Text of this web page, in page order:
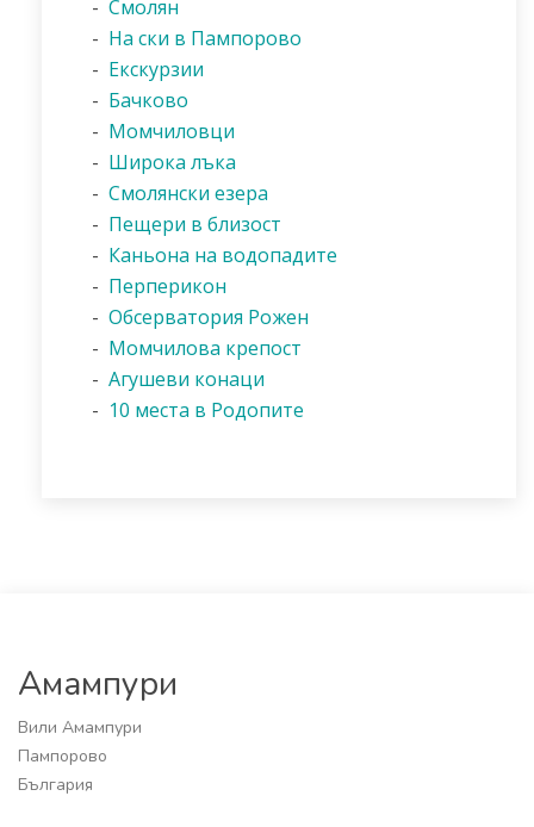
- Смолян
- На ски в Пампорово
- Екскурзии
- Бачково
- Момчиловци
- Широка лъка
- Смолянски езера
- Пещери в близост
- Каньона на водопадите
- Перперикон
- Обсерватория Рожен
- Момчилова крепост
- Агушеви конаци
- 10 места в Родопите
Амампури
Вили Амампури
Пампорово
България